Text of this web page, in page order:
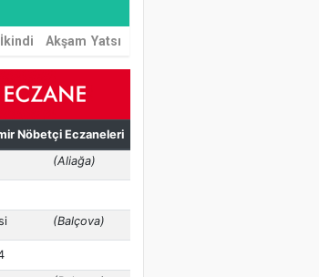
İkindi Akşam Yatsı